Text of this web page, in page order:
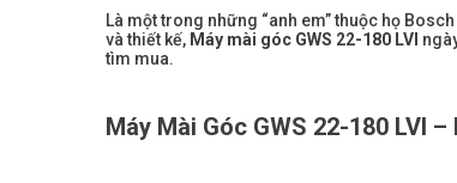
Là một trong những “anh em” thuộc họ
và thiết kế, Máy mài góc GWS 22-180 LVI
tìm mua.
Máy Mài Góc GWS 22-180 LVI –